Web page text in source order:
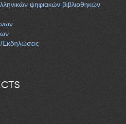
ψηφιακών βιβλιοθηκών
Εκδηλώσεις